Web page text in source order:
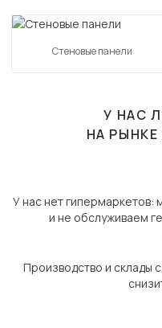
Стеновые панели
У НАС
НА
У нас нет
и не обслуживаем
Производство и склады